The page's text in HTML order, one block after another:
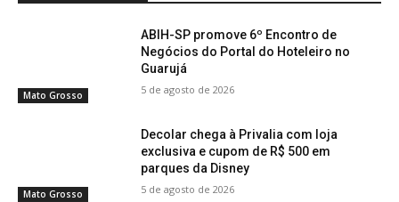
Mato Grosso
ABIH-SP promove 6º Encontro de
Negócios do Portal do Hoteleiro no
Guarujá
5 de agosto de 2026
Mato Grosso
Decolar chega à Privalia com loja
exclusiva e cupom de R$ 500 em
parques da Disney
5 de agosto de 2026